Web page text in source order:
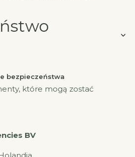
bezpieczeństwa
które mogą zostać
BV